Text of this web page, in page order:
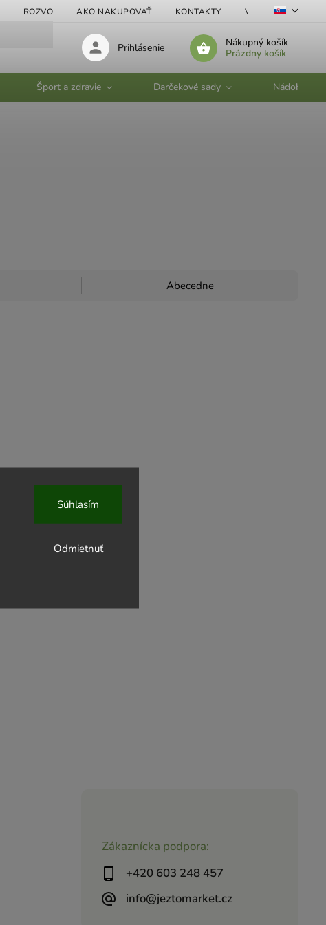
Odmietnuť
Súhlasím
ROZVO AKO NAKUPOVAŤ KONTAKTY VEĽKOOBCHOD
Nákupný košík
Prázdny košík
Prihlásenie
Šport a zdravie Darčekové sady Nádobí
Abecedne
Zákaznícka podpora:
+420 603 248 457
info@jeztomarket.cz